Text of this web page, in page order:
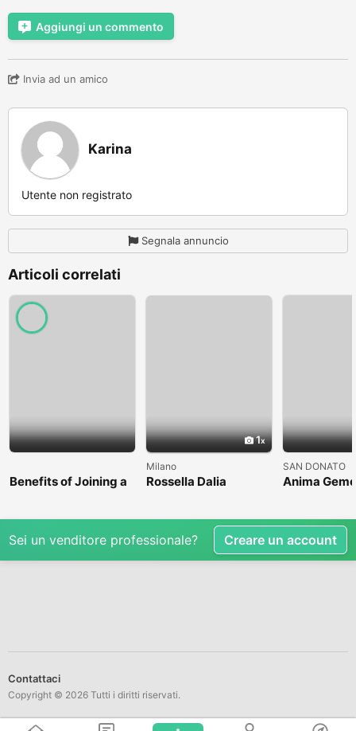
Aggiungi un commento
Invia ad un amico
Karina
Utente non registrato
Segnala annuncio
Articoli correlati
Benefits of Joining a
Professional Nasha
1
Milano
Rossella Dalia
SAN DONATO
Anima
Sei un venditore professionale? Creare un account
Contattaci
Copyright © 2026 Tutti i diritti riservati.